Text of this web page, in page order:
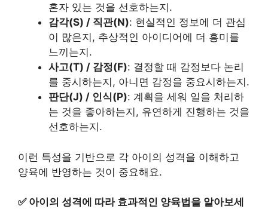
혼자 있는 것을 선호하는지.
감각(S) / 직관(N): 현실적인 정보에 더 관심
이 많은지, 추상적인 아이디어에 더 흥미를
느끼는지.
사고(T) / 감정(F): 결정할 때 감정보다 논리
를 중시하는지, 아니면 감정을 중요시하는지.
판단(J) / 인식(P): 계획을 세워 일을 처리하
는 것을 좋아하는지, 유연하게 진행하는 것을
선호하는지.
이런 특성을 기반으로 각 아이의 성격을 이해하고
양육에 반영하는 것이 중요해요.
✅ 아이의 성격에 따라 효과적인 양육법을 알아보세